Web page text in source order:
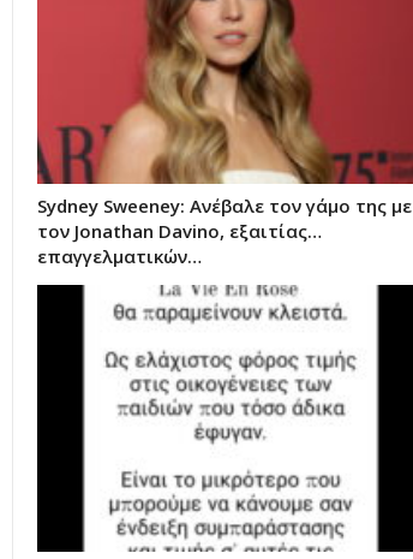
Sydney Sweeney: Ανέβαλε τον γάμο της με
τον Jonathan Davino, εξαιτίας…
επαγγελματικών…